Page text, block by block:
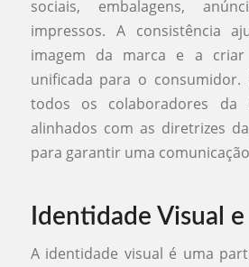
sociais, embalagens,
impressos. A consistência
imagem da marca e a criar
unificada para o
todos os colaboradores da
alinhados com as diretrizes
para garantir uma
Identidade Visual
A identidade visual é uma